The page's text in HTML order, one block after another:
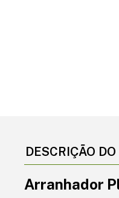
DESCRIÇÃO
Arranhador